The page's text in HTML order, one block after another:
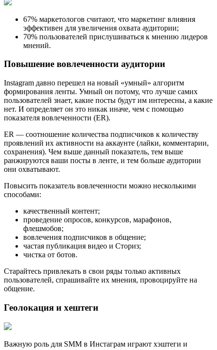
67% маркетологов считают, что маркетинг влияния
эффективен для увеличения охвата аудитории;
70% пользователей прислушиваться к мнению лидеров
мнений.
Повышение вовлеченности аудитории
Instagram давно перешел на новый «умный» алгоритм
формирования ленты. Умный он потому, что лучше самих
пользователей знает, какие посты будут им интересны, а какие
нет. И определяет он это никак иначе, чем с помощью
показателя вовлеченности (ER).
ER — соотношение количества подписчиков к количеству
проявлений их активности на аккаунте (лайки, комментарии,
сохранения). Чем выше данный показатель, тем выше
ранжируются ваши посты в ленте, и тем больше аудитории
они охватывают.
Повысить показатель вовлеченности можно несколькими
способами:
качественный контент;
проведение опросов, конкурсов, марафонов,
флешмобов;
вовлечения подписчиков в общение;
частая публикация видео и Сториз;
чистка от ботов.
Старайтесь привлекать в свои ряды только активных
пользователей, спрашивайте их мнения, провоцируйте на
общение.
Геолокация и хештеги
Важную роль для SMM в Инстаграм играют хэштеги и